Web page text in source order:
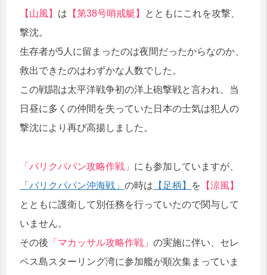
【山風】 は 【第38号哨戒艇】
とともにこれを攻撃、
撃沈。
生存者が5人に留まったのは夜間だったからなのか、
救出できたのはわずかな人数でした。
この戦闘は太平洋戦争初の洋上砲撃戦と言われ、当
日昼に多くの仲間を失っていた日本の士気は犯人の
撃沈により再び高揚しました。
「バリクパパン攻略作戦」 にも参加していますが、
「バリクパパン沖海戦」 の時は 【足柄】 を 【涼風】
とともに護衛して別任務を行っていたので関与して
いません。
その後 「マカッサル攻略作戦」 の実施に伴い、セレ
ベス島スターリング湾に参加艦が順次集まっていま